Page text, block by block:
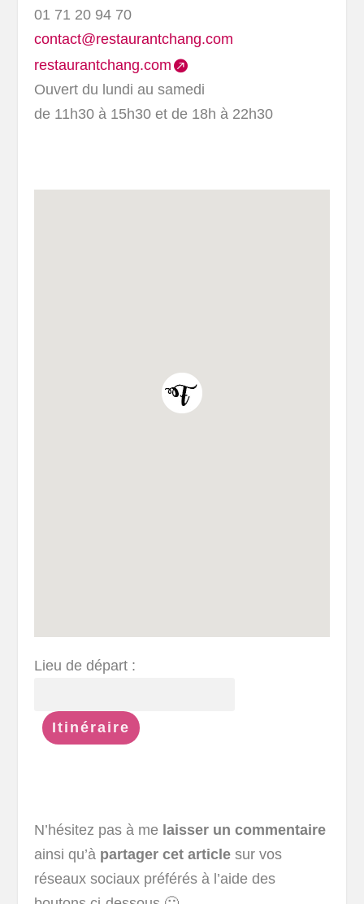
01 71 20 94 70
contact@restaurantchang.com
restaurantchang.com
Ouvert du lundi au samedi
de 11h30 à 15h30 et de 18h à 22h30
Lieu de départ :
N’hésitez pas à me laisser un commentaire
ainsi qu’à partager cet article sur vos
réseaux sociaux préférés à l’aide des